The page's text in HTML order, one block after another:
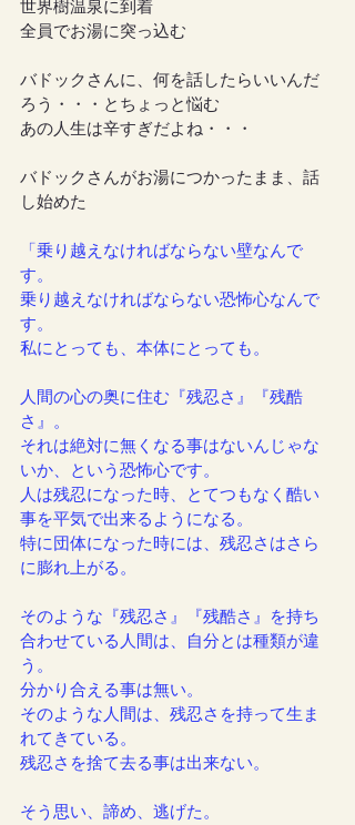
世界樹温泉に到着
全員でお湯に突っ込む
バドックさんに、何を話したらいいんだ
ろう・・・とちょっと悩む
あの人生は辛すぎだよね・・・
バドックさんがお湯につかったまま、話
し始めた
「乗り越えなければならない壁なんで
す。
乗り越えなければならない恐怖心なんで
す。
私にとっても、本体にとっても。
人間の心の奥に住む『残忍さ』『残酷
さ』。
それは絶対に無くなる事はないんじゃな
いか、という恐怖心です。
人は残忍になった時、とてつもなく酷い
事を平気で出来るようになる。
特に団体になった時には、残忍さはさら
に膨れ上がる。
そのような『残忍さ』『残酷さ』を持ち
合わせている人間は、自分とは種類が違
う。
分かり合える事は無い。
そのような人間は、残忍さを持って生ま
れてきている。
残忍さを捨て去る事は出来ない。
そう思い、諦め、逃げた。